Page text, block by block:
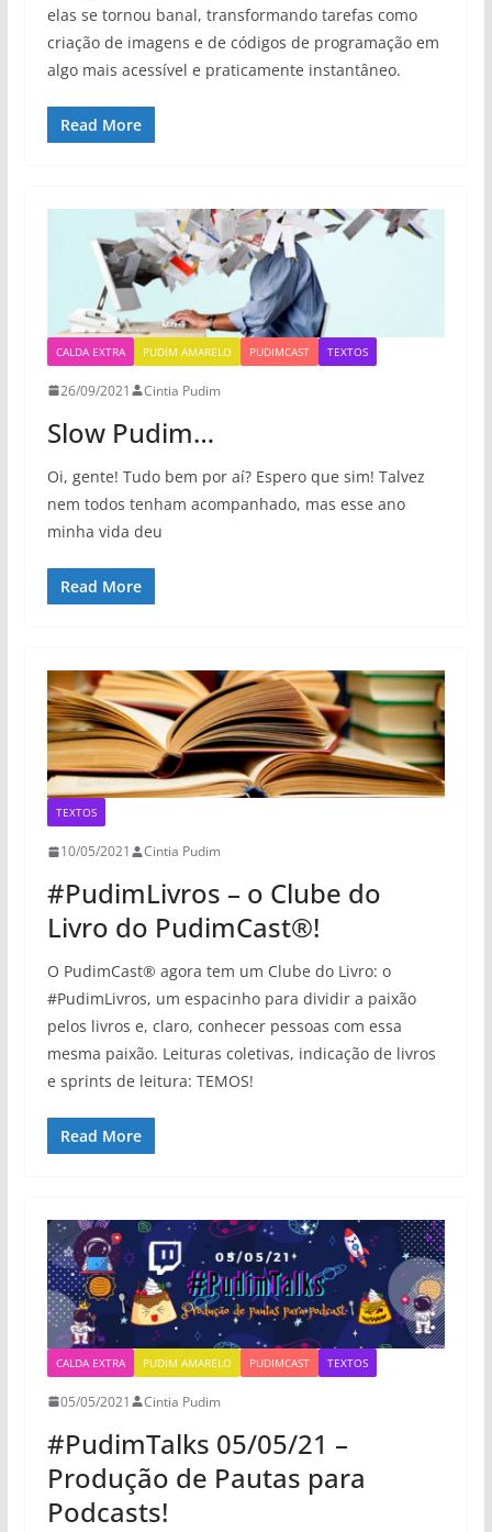
elas se tornou banal, transformando tarefas como
criação de imagens e de códigos de programação em
algo mais acessível e praticamente instantâneo.
Read More
CALDA EXTRA PUDIM AMARELO PUDIMCAST TEXTOS
26/09/2021 Cintia Pudim
Slow Pudim…
Oi, gente! Tudo bem por aí? Espero que sim! Talvez
nem todos tenham acompanhado, mas esse ano
minha vida deu
Read More
TEXTOS
10/05/2021 Cintia Pudim
#PudimLivros – o Clube do
Livro do PudimCast®!
O PudimCast® agora tem um Clube do Livro: o
#PudimLivros, um espacinho para dividir a paixão
pelos livros e, claro, conhecer pessoas com essa
mesma paixão. Leituras coletivas, indicação de livros
e sprints de leitura: TEMOS!
Read More
CALDA EXTRA PUDIM AMARELO PUDIMCAST TEXTOS
05/05/2021 Cintia Pudim
#PudimTalks 05/05/21 –
Produção de Pautas para
Podcasts!